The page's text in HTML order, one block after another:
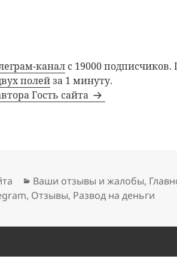
канал с 19000 подписчиков.
полейза 1 минуту.
Гость сайта
Рубрики
Ваши отзывы и жалобы,
, Отзывы, Развод на деньги